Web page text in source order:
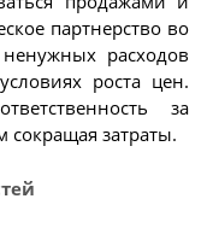
партнерство во
расходов
роста цен.
за
затраты.